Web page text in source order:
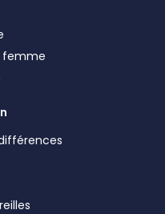
femme